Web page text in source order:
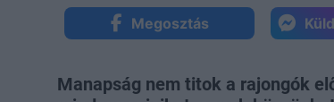
Megosztás
Manapság nem titok a rajongók